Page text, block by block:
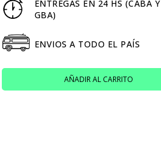
ENTREGAS EN 24 HS (CABA Y
GBA)
ENVIOS A TODO EL PAÍS